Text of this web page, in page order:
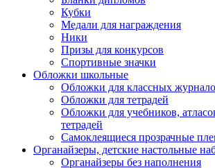
Кубки
Медали для награждения
Ники
Призы для конкурсов
Спортивные значки
Обложки школьные
Обложки для классных
Обложки для тетрадей
Обложки для учебников,
тетрадей
Самоклеящиеся прозрачные
Органайзеры, детские настольные
Органайзеры без наполнения